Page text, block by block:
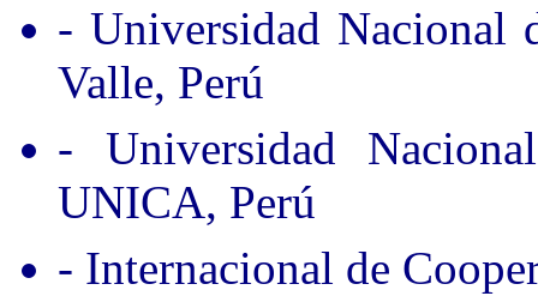
- Universidad Nacional
Valle, Perú
- Universidad
UNICA, Perú
- Internacional de